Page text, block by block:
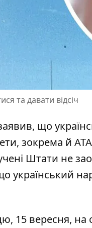
та давати відсіч
що
зокрема й
Штати не
15 вересня, на